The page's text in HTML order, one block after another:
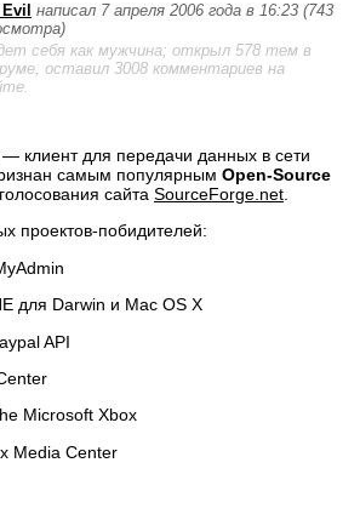
написал 7 апреля 2006 года в 16:23 (743
себя как мужчина; открыл 578 тем в
оставил 3008 комментариев на
— клиент для передачи данных в сети
самым популярным Open-Source
сайта SourceForge.net
проектов-побидителей:
для Darwin и Mac OS X
API
Microsoft Xbox
Media Center